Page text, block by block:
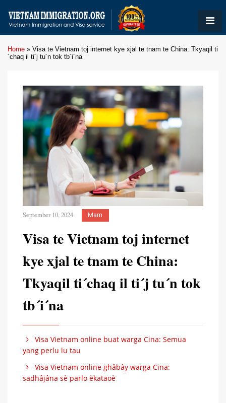
Home » Visa te Vietnam toj internet kye xjal te tnam te China: Tkyaqil ti
´chaq il ti´j tu´n tok tb´i´na
September 10, 2024 Mam
Visa te Vietnam toj internet
kye xjal te tnam te China:
Tkyaqil ti´chaq il ti´j tu´n tok
tb´i´na
Visa Vietnam online buat warga Cina: Semua
yang perlu lu tau
Visa Vietnam online ghâbây warga Cina:
sadhâjâna sè parlo èkataoè